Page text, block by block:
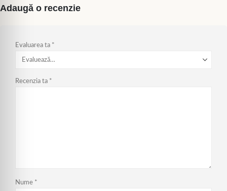
Adaugă o recenzie
Evaluarea ta *
Recenzia ta *
Nume *